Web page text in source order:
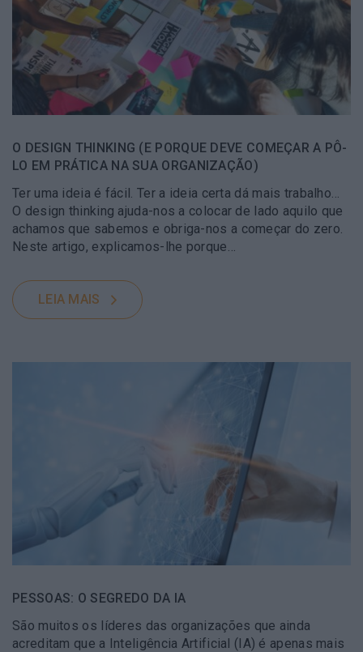
O DESIGN THINKING (E PORQUE DEVE COMEÇAR A PÔ-
LO EM PRÁTICA NA SUA ORGANIZAÇÃO)
Ter uma ideia é fácil. Ter a ideia certa dá mais trabalho…
O design thinking ajuda-nos a colocar de lado aquilo que
achamos que sabemos e obriga-nos a começar do zero.
Neste artigo, explicamos-lhe porque…
LEIA MAIS
PESSOAS: O SEGREDO DA IA
São muitos os líderes das organizações que ainda
acreditam que a Inteligência Artificial (IA) é apenas mais